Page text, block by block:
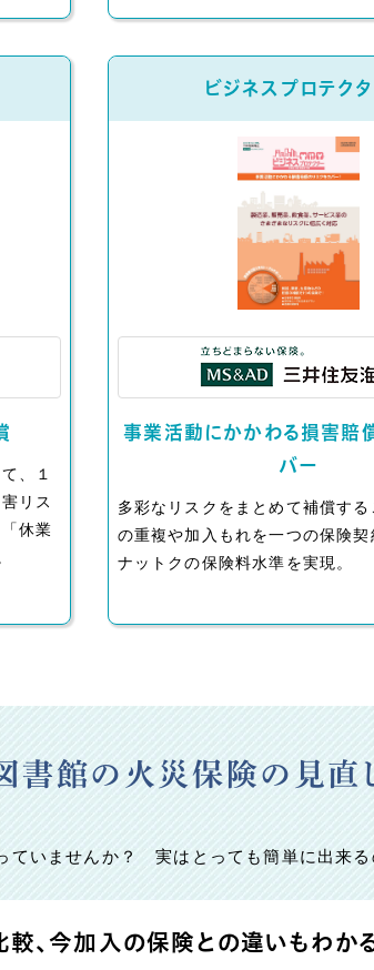
、１
リス
休業
ビジネスプロテク
事業活動にかかわる損害賠
バー
多彩なリスクをまとめて補償す
の重複や加入もれを一つの保険契
ナットクの保険料水準を実現。
書館の火災保険の見直
ていませんか？ 実はとっても簡単に出来る
、今加入の保険との違いもわか